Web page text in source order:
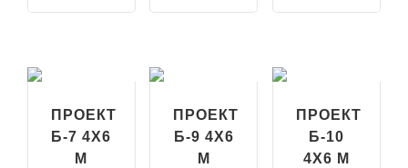
ПРОЕКТ
Б-7 4Х6
М
ПРОЕКТ
Б-9 4Х6
М
ПРОЕКТ
Б-10
4Х6 М